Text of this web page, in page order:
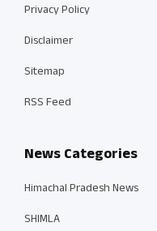
Privacy Policy
Disclaimer
Sitemap
RSS Feed
News Categories
Himachal Pradesh News
SHIMLA